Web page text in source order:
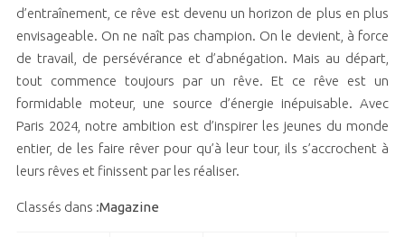
d’entraînement, ce rêve est devenu un horizon de plus en plus
envisageable. On ne naît pas champion. On le devient, à force
de travail, de persévérance et d’abnégation. Mais au départ,
tout commence toujours par un rêve. Et ce rêve est un
formidable moteur, une source d’énergie inépuisable. Avec
Paris 2024, notre ambition est d’inspirer les jeunes du monde
entier, de les faire rêver pour qu’à leur tour, ils s’accrochent à
leurs rêves et finissent par les réaliser.
Classés dans :Magazine